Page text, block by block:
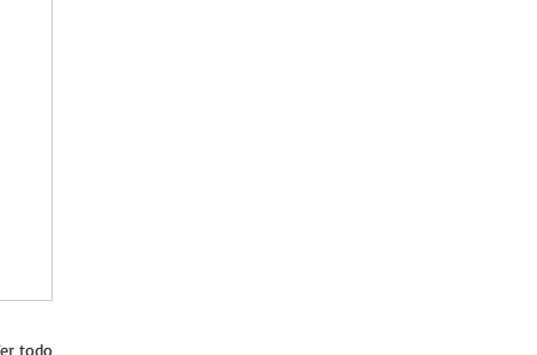
todo